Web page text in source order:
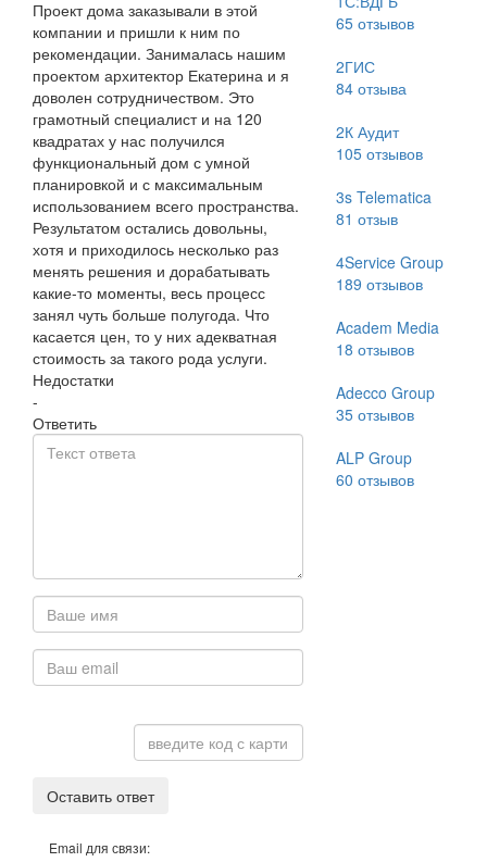
Проект дома заказывали в этой
компании и пришли к ним по
рекомендации. Занималась нашим
проектом архитектор Екатерина и я
доволен сотрудничеством. Это
грамотный специалист и на 120
квадратах у нас получился
функциональный дом с умной
планировкой и с максимальным
использованием всего пространства.
Результатом остались довольны,
хотя и приходилось несколько раз
менять решения и дорабатывать
какие-то моменты, весь процесс
занял чуть больше полугода. Что
касается цен, то у них адекватная
стоимость за такого рода услуги.
Недостатки
-
Ответить
Оставить ответ
65отзывов
2ГИС
84отзыва
2К Аудит
105отзывов
3s Telematica
81 отзыв
4Service Group
189 отзывов
Academ Media
18 отзывов
Adecco Group
35отзывов
ALP Group
60 отзывов
Email для связи: